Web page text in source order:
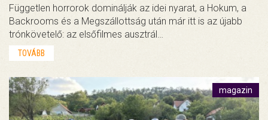
Független horrorok dominálják az idei nyarat, a Hokum, a
Backrooms és a Megszállottság után már itt is az újabb
trónkövetelő: az elsőfilmes ausztrál…
TOVÁBB
magazin